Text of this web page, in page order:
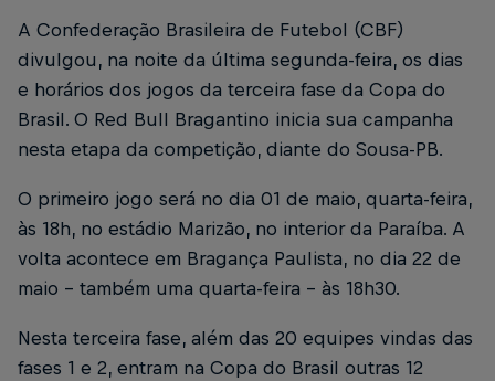
A Confederação Brasileira de Futebol (CBF)
divulgou, na noite da última segunda-feira, os dias
e horários dos jogos da terceira fase da Copa do
Brasil. O Red Bull Bragantino inicia sua campanha
nesta etapa da competição, diante do Sousa-PB.
O primeiro jogo será no dia 01 de maio, quarta-feira,
às 18h, no estádio Marizão, no interior da Paraíba. A
volta acontece em Bragança Paulista, no dia 22 de
maio – também uma quarta-feira – às 18h30.
Nesta terceira fase, além das 20 equipes vindas das
fases 1 e 2, entram na Copa do Brasil outras 12